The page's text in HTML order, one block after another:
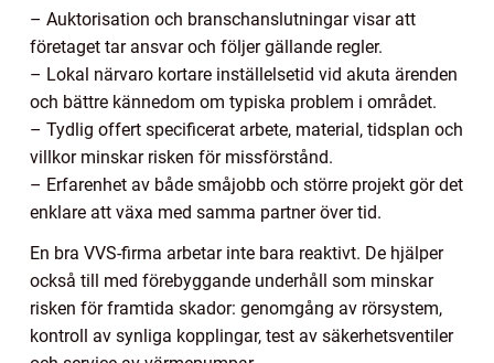
– Auktorisation och branschanslutningar visar att
företaget tar ansvar och följer gällande regler.
– Lokal närvaro kortare inställelsetid vid akuta ärenden
och bättre kännedom om typiska problem i området.
– Tydlig offert specificerat arbete, material, tidsplan och
villkor minskar risken för missförstånd.
– Erfarenhet av både småjobb och större projekt gör det
enklare att växa med samma partner över tid.
En bra VVS-firma arbetar inte bara reaktivt. De hjälper
också till med förebyggande underhåll som minskar
risken för framtida skador: genomgång av rörsystem,
kontroll av synliga kopplingar, test av säkerhetsventiler